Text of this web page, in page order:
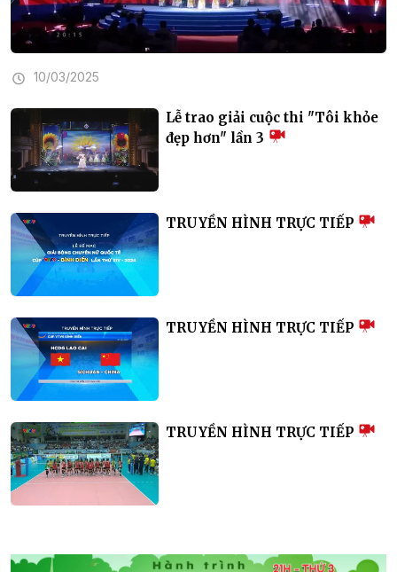
10/03/2025
Lễ trao giải cuộc thi "Tôi khỏe
đẹp hơn" lần 3
TRUYỀN HÌNH TRỰC TIẾP
TRUYỀN HÌNH TRỰC TIẾP
TRUYỀN HÌNH TRỰC TIẾP